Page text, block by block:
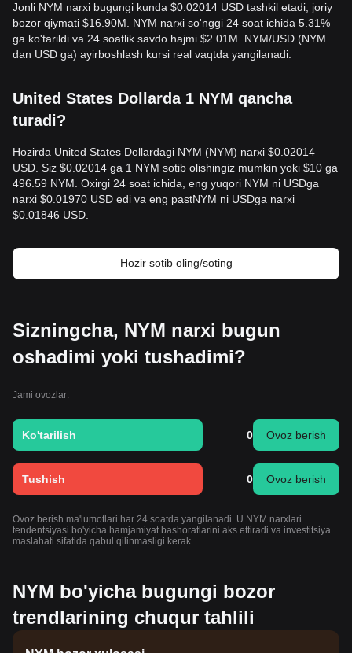
Jonli NYM narxi bugungi kunda $0.02014 USD tashkil etadi, joriy
bozor qiymati $16.90M. NYM narxi so'nggi 24 soat ichida 5.31%
ga ko'tarildi va 24 soatlik savdo hajmi $2.01M. NYM/USD (NYM
dan USD ga) ayirboshlash kursi real vaqtda yangilanadi.
United States Dollarda 1 NYM qancha
turadi?
Hozirda United States Dollardagi NYM (NYM) narxi $0.02014
USD. Siz $0.02014 ga 1 NYM sotib olishingiz mumkin yoki $10 ga
496.59 NYM. Oxirgi 24 soat ichida, eng yuqori NYM ni USDga
narxi $0.01970 USD edi va eng pastNYM ni USDga narxi
$0.01846 USD.
Hozir sotib oling/soting
Sizningcha, NYM narxi bugun
oshadimi yoki tushadimi?
Jami ovozlar:
Ko'tarilish 0 Ovoz berish
Tushish 0 Ovoz berish
Ovoz berish ma'lumotlari har 24 soatda yangilanadi. U NYM narxlari
tendentsiyasi bo'yicha hamjamiyat bashoratlarini aks ettiradi va investitsiya
maslahati sifatida qabul qilinmasligi kerak.
NYM bo'yicha bugungi bozor
trendlarining chuqur tahlili